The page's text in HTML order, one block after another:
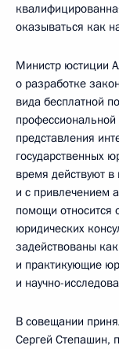
оказываться как
Министр юстиции
о разработке
вида бесплатной
представления
государственных
время действуют
и с привлечением
помощи относится
юридических
задействованы
и практикующие
и научно-
В совещании
Сергей Степашин,